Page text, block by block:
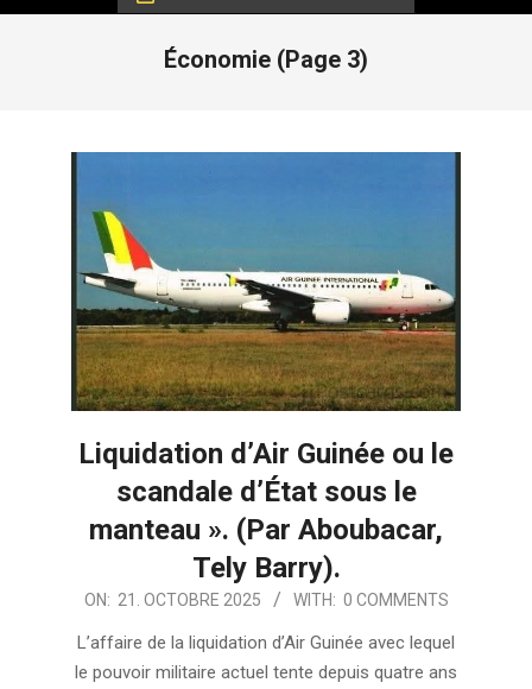
Économie (Page 3)
Liquidation d’Air Guinée ou le
scandale d’État sous le
manteau ». (Par Aboubacar,
Tely Barry).
2025-
ON: 21. OCTOBRE 2025 WITH: 0 COMMENTS
L’affaire de la liquidation d’Air Guinée avec lequel
le pouvoir militaire actuel tente depuis quatre ans